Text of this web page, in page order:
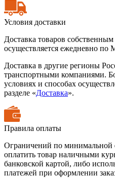
Условия доставки
Доставка товаров
осуществляется ежедневно по
Доставка в другие регионы
транспортными компаниями.
условиях и способах
разделе «Доставка».
Правила оплаты
Ограничений по минимальной
оплатить товар наличными
банковской картой, либо
платежей при оформлении